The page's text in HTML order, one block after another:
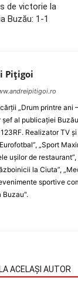
de victorie la
Buzău: 1-1
Pițigoi
„Drum printre ani
şef al publicaţiei
Realizator TV
„Sport
uşilor de
la Ciuta”,
sportive
Buzau".
ACELAȘI AUTOR